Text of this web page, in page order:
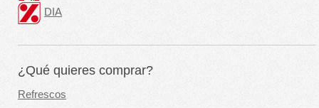
DIA
¿Qué quieres comprar?
Refrescos